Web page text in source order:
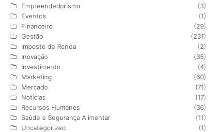
Empreendedorismo
(3)
Eventos
(1)
Financeiro
(29)
Gestão
(231)
Imposto de Renda
(2)
Inovação
(35)
Investimento
(4)
Marketing
(60)
Mercado
(71)
Notícias
(17)
Recursos Humanos
(36)
Saúde e Segurança Alimentar
(11)
Uncategorized
(1)